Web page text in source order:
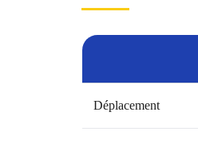
Déplacement